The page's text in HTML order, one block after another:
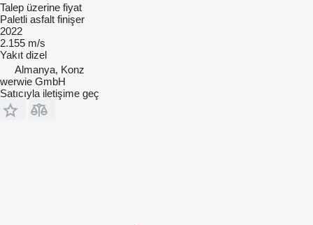
Talep üzerine fiyat
Paletli asfalt finişer
2022
2.155 m/s
Yakıt dizel
Almanya, Konz
werwie GmbH
Satıcıyla iletişime geç